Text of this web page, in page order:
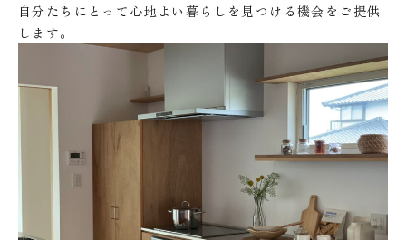
自分たちにとって心地よい暮らしを見つける機会をご提供
します。